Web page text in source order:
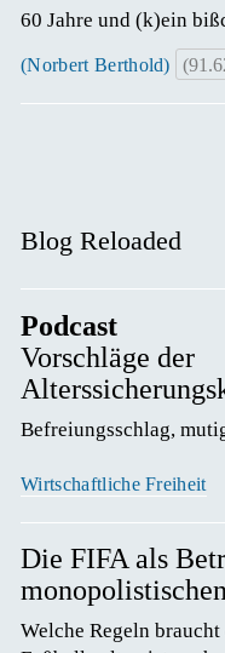
60 Jahre und (k)ein
(Norbert Berthold)
Blog Reloaded
Podcast
Vorschläge der
Befreiungsschlag,
Wirtschaftliche Freiheit
Die FIFA als
Welche Regeln